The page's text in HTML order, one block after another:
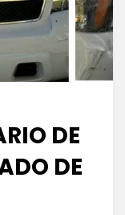
DE
DE